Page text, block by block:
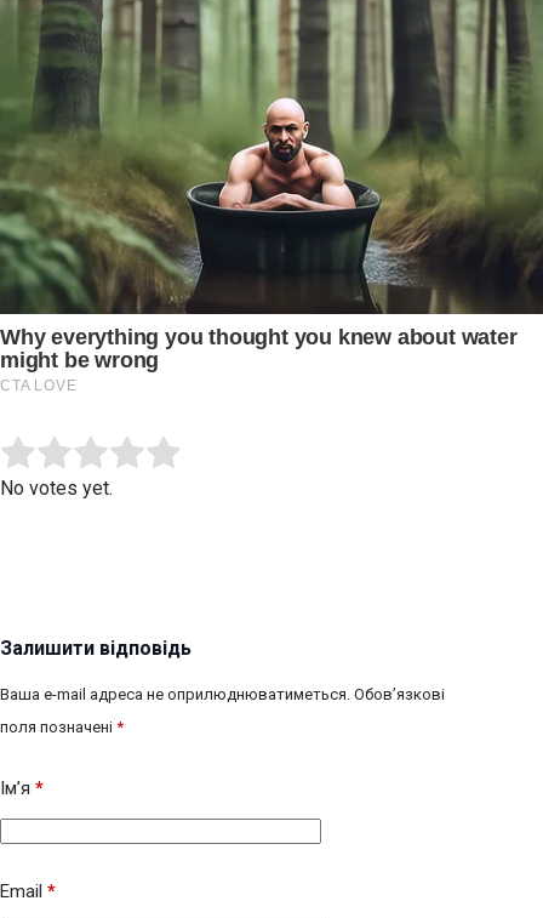
Rate this item:
No votes yet.
Залишити відповідь
Ваша e-mail адреса не оприлюднюватиметься. Обов’язкові
поля позначені *
Ім’я *
Email *